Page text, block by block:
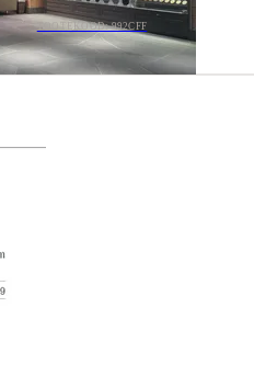
TOOTEKOOD: 992CFF